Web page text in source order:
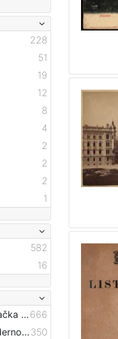
228
51
19
12
8
4
2
2
2
1
582
16
Digitalizirana zagrebačka baština 666
Zagreb na pragu modernog doba 350